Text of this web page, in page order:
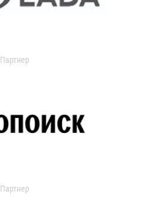
Партнер
Партнер